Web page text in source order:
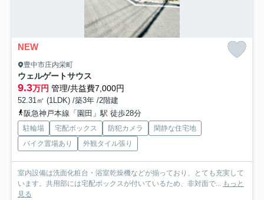
NEW
豊中市庄内栄町
ウェルゲートサウス
9.3万円 管理/共益費7,000円
52.31㎡ (1LDK) /築3年 /2階建
阪急神戸本線「園田」駅 徒歩28分
駐輪場 宅配ボックス 防犯カメラ
閑静な住宅地
バイク置場あり
外観タイル張り
室内設備は洗面化粧台・浴室乾燥機などが揃っており、とても充実して
います。共用部には宅配ボックスが付いているため、非対面で... もっと
見る